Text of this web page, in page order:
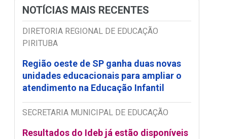
NOTÍCIAS MAIS RECENTES
DIRETORIA REGIONAL DE EDUCAÇÃO
PIRITUBA
Região oeste de SP ganha duas novas
unidades educacionais para ampliar o
atendimento na Educação Infantil
SECRETARIA MUNICIPAL DE EDUCAÇÃO
Resultados do Ideb já estão disponíveis